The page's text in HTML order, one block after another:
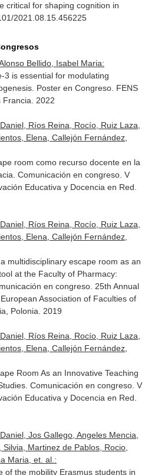
critical for shaping cognition in
2021.08.15.456225
Bellido, Isabel Maria:
3 is essential for modulating
Poster en Congreso. FENS
Francia. 2022
Ríos Reina, Rocío, Ruiz Laza,
Elena, Callejón Fernández,
room como recurso docente en la
Comunicación en congreso. V
Educativa y Docencia en Red.
Ríos Reina, Rocío, Ruiz Laza,
Elena, Callejón Fernández,
multidisciplinary escape room as an
at the Faculty of Pharmacy:
en congreso. 25th Annual
Association of Faculties of
Polonia. 2019
Ríos Reina, Rocío, Ruiz Laza,
Elena, Callejón Fernández,
Room As an Innovative Teaching
Comunicación en congreso. V
Educativa y Docencia en Red.
Jos Gallego, Angeles Mencia,
Martinez de Pablos, Rocio,
Maria, et. al.:
of the mobility Erasmus students in